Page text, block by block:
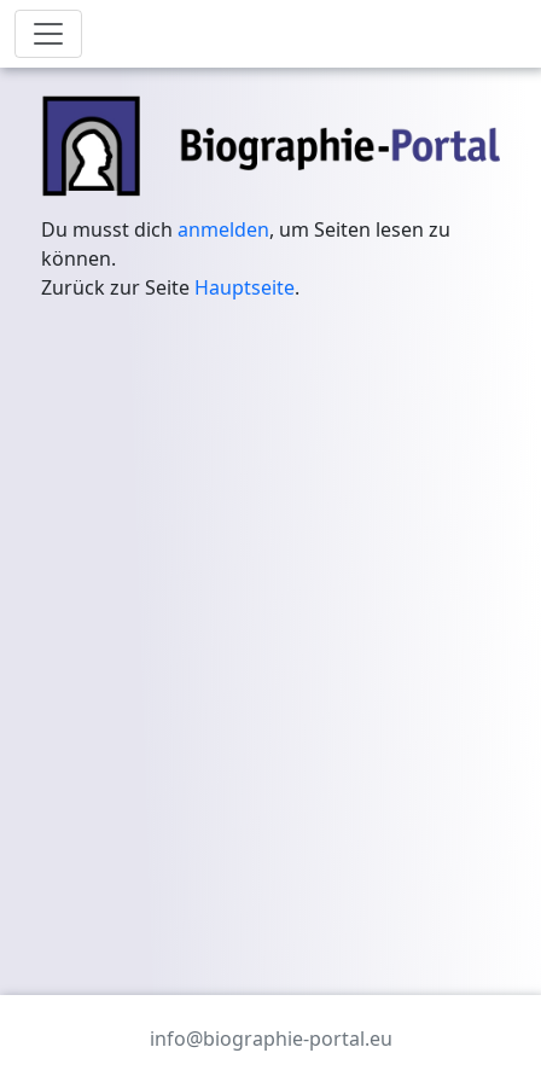
Du musst dichanmelden, um Seiten lesen zu
können.
Zurück zur Seite Hauptseite.
info@biographie-portal.eu